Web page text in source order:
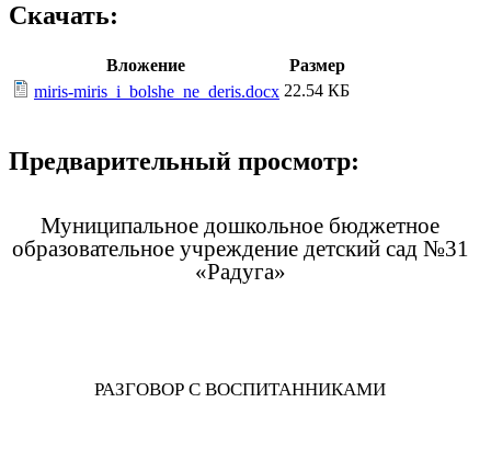
Скачать:
Вложение
Размер
miris-miris_i_bolshe_ne_deris.docx 22.54 КБ
Предварительный просмотр:
Муниципальное дошкольное бюджетное
образовательное учреждение детский сад №31
«Радуга»
РАЗГОВОР С ВОСПИТАННИКАМИ